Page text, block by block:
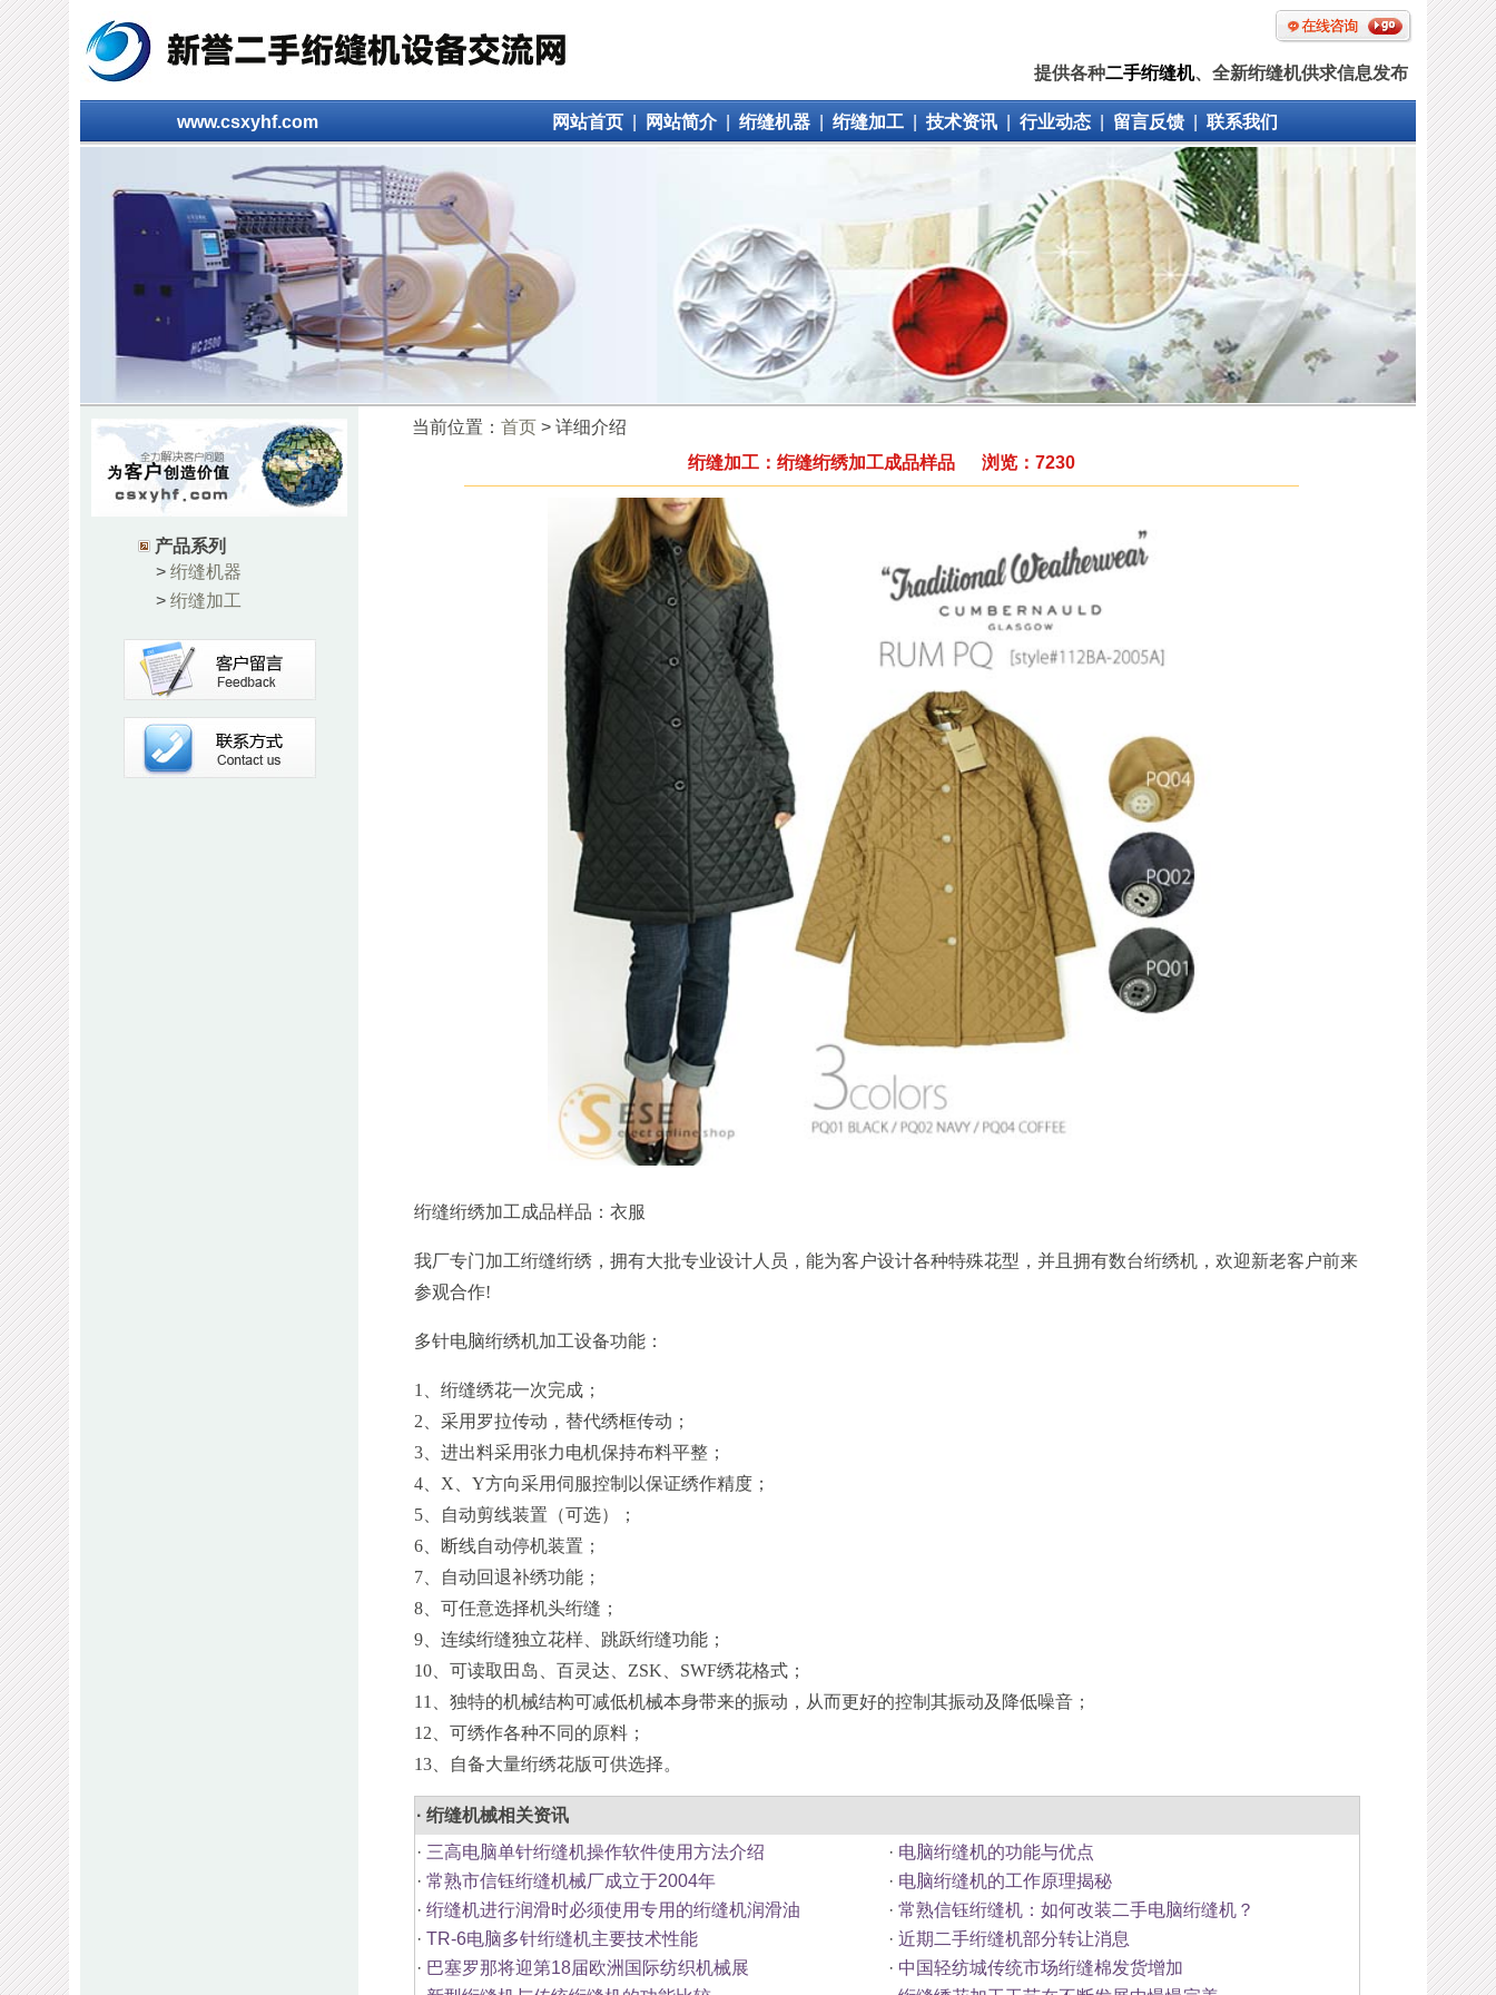
提供各种二手绗缝机、全新绗缝机供求信息发布
www.csxyhf.com 网站首页 网站简介| 绗缝机器 绗缝加工 |技术资讯 行业动态 留言反馈| 联系我们
产品系列
> 绗缝机器
> 绗缝加工
当前位置： 首页 > 详细介绍
绗缝加工：绗缝绗绣加工成品样品 浏览：7230
绗缝绗绣加工成品样品：衣服
我厂专门加工绗缝绗绣，拥有大批专业设计人员，能为客户设计各种特殊花型，并且拥有数台绗绣机，欢迎新老客户前来
参观合作!
多针电脑绗绣机加工设备功能：
1、绗缝绣花一次完成；
2、采用罗拉传动，替代绣框传动；
3、进出料采用张力电机保持布料平整；
4、X、Y方向采用伺服控制以保证绣作精度；
5、自动剪线装置（可选）；
6、断线自动停机装置；
7、自动回退补绣功能；
8、可任意选择机头绗缝；
9、连续绗缝独立花样、跳跃绗缝功能；
10、可读取田岛、百灵达、ZSK、SWF绣花格式；
11、独特的机械结构可减低机械本身带来的振动，从而更好的控制其振动及降低噪音；
12、可绣作各种不同的原料；
13、自备大量绗绣花版可供选择。
· 绗缝机械相关资讯
· 三高电脑单针绗缝机操作软件使用方法介绍 · 电脑绗缝机的功能与优点
· 常熟市信钰绗缝机械厂成立于2004年 · 电脑绗缝机的工作原理揭秘
· 绗缝机进行润滑时必须使用专用的绗缝机润滑油 · 常熟信钰绗缝机：如何改装二手电脑绗缝机？
· TR-6电脑多针绗缝机主要技术性能 · 近期二手绗缝机部分转让消息
· 巴塞罗那将迎第18届欧洲国际纺织机械展 · 中国轻纺城传统市场绗缝棉发货增加